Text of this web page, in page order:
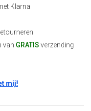
Klarna
van GRATIS verzending
mij!